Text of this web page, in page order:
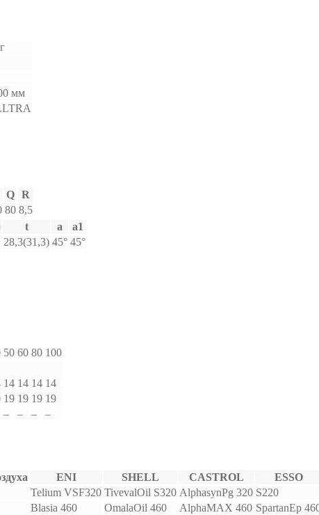
мм
Q R
80 8,5
t a
a1
28,3(31,3) 45° 45°
50 60 80 100
14 14 14 14
19 19 19 19
– – – –
ENI SHELL CASTROL ESSO
Telium VSF320 TivevalOil S320 AlphasynPg 320 S220
Blasia 460 OmalaOil 460 AlphaMAX 460 SpartanEp